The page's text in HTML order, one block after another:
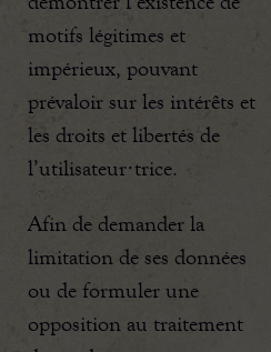
motifs légitimes et
impérieux, pouvant
prévaloir sur les intérêts et
les droits et libertés de
l’utilisateur·trice.
Afin de demander la
limitation de ses données
ou de formuler une
opposition au traitement